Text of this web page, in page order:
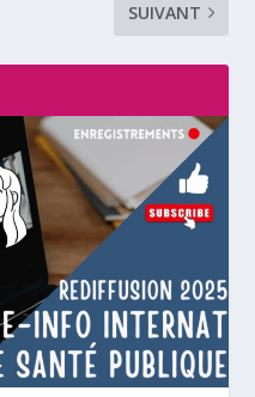
SUIVANT